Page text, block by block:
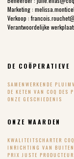
Marketing :
Verkoop :
Verantwoordelijke
DE COÖPERATIEVE
SAMENWERKENDE
DE KETEN VAN COQ DES
ONZE GESCHIEDENIS
ONZE WAARDEN
KWALITEITSCHARTER
INRICHTING VAN
PRIX JUSTE